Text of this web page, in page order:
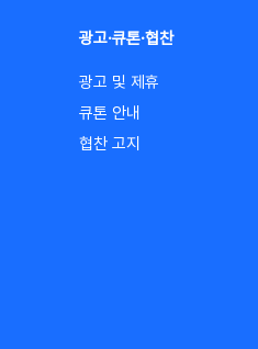
광고·큐톤·협찬
광고 및 제휴
큐톤 안내
협찬 고지